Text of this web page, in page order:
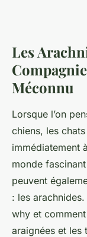
Les
Méconnu
Lorsque l’on
chiens, les
immédiatement
monde
peuvent
: les
why et
araignées et les